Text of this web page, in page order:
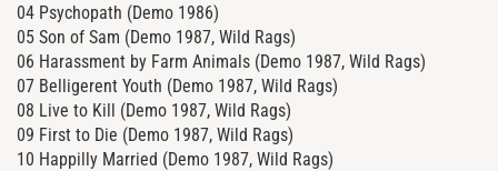
04 Psychopath (Demo 1986)
05 Son of Sam (Demo 1987, Wild Rags)
06 Harassment by Farm Animals (Demo 1987, Wild Rags)
07 Belligerent Youth (Demo 1987, Wild Rags)
08 Live to Kill (Demo 1987, Wild Rags)
09 First to Die (Demo 1987, Wild Rags)
10 Happilly Married (Demo 1987, Wild Rags)